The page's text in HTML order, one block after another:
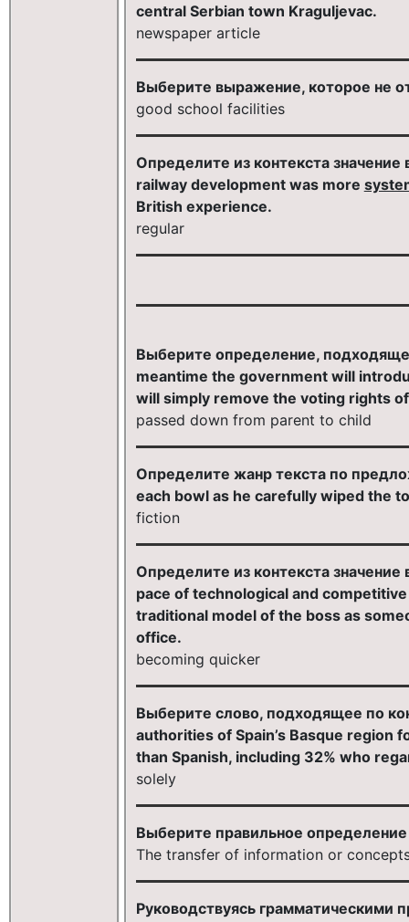
central Serbian town Kraguljevac.
newspaper article
Выберите выражение, которое не
good school facilities
Определите из контекста
railway development was more
British experience.
regular
Выберите определение,
meantime the government will
will simply remove the voting rights
passed down from parent to child
Определите жанр текста по
each bowl as he carefully wiped the
fiction
Определите из контекста
pace of technological and
traditional model of the boss as
office.
becoming quicker
Выберите слово, подходящее по
authorities of Spain’s Basque region
than Spanish, including 32% who
solely
Выберите правильное
The transfer of information or
Руководствуясь грамматическими